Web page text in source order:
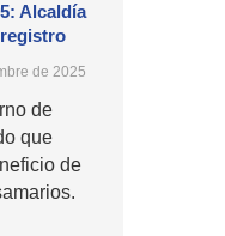
Alcaldía
de 2025
de
que
de